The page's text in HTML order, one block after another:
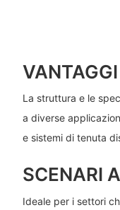
La struttura e le
a diverse
e sistemi di tenuta
SCENARI
Ideale per i settori